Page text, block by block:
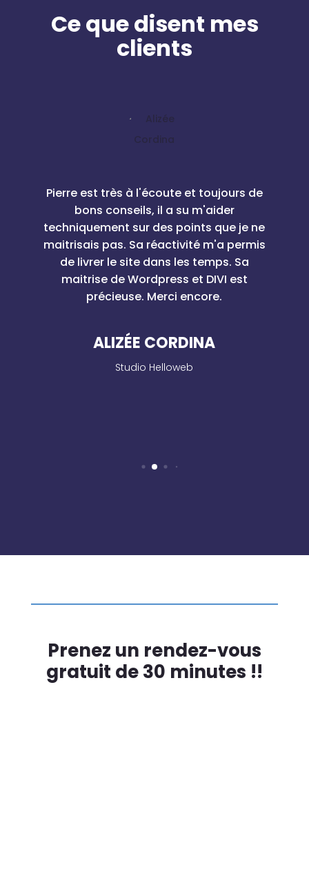
Ce que disent mes
clients
Pierre est très à l'écoute et toujours de
bons conseils, il a su m'aider
techniquement sur des points que je ne
maitrisais pas. Sa réactivité m'a permis
de livrer le site dans les temps. Sa
maitrise de Wordpress et DIVI est
précieuse. Merci encore.
ALIZÉE CORDINA
Studio Helloweb
Prenez un rendez-vous
gratuit de 30 minutes !!